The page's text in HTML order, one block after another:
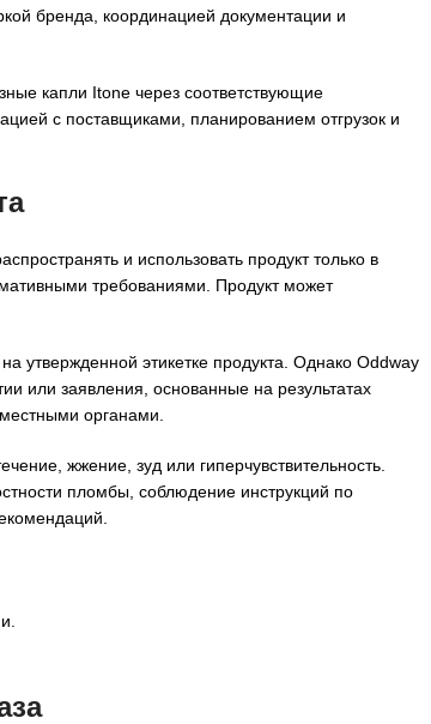
бренда, координацией документации и
капли Itone через соответствующие
с поставщиками, планированием отгрузок и
и использовать продукт только в
требованиями. Продукт может
утвержденной этикетке продукта. Однако Oddway
или заявления, основанные на результатах
органами.
жжение, зуд или гиперчувствительность.
пломбы, соблюдение инструкций по